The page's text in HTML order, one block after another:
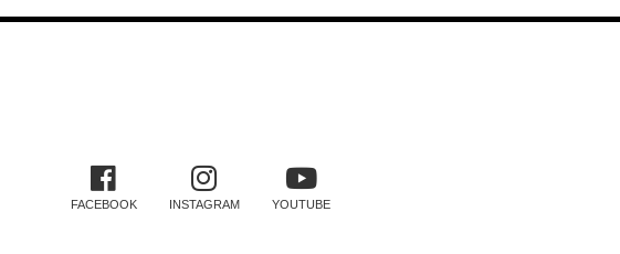
FACEBOOK INSTAGRAM YOUTUBE